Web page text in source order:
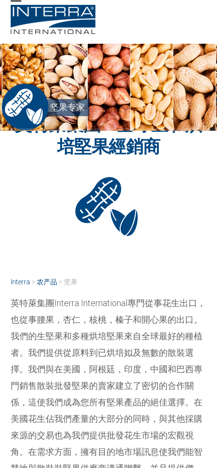
SkipOpen
mobile
menu
Close
mobile
menu
坚果专家
英特莱集團 - 全球生和烘
培堅果經銷商
Interra > 农产品 > 坚果
英特萊集團Interra International專門從事花生出口，
也從事腰果，杏仁，核桃，榛子和開心果的出口。
我們的生堅果和多種烘培堅果來自全球最好的種植
者。我們提供從原料到已烘培姒及無數的散裝選
擇。我們與在美國，阿根廷，印度，中國和巴西專
門銷售散裝批發堅果的賣家建立了密切的合作關
係，這使我們成為您所有堅果產品的絕佳選擇。在
美國花生佔我們產量的大部分的同時，與其他採購
來源的交易也為我們提供批發花生市場的宏觀視
角。在需求方面，擁有目的地市場訊息使我們能智